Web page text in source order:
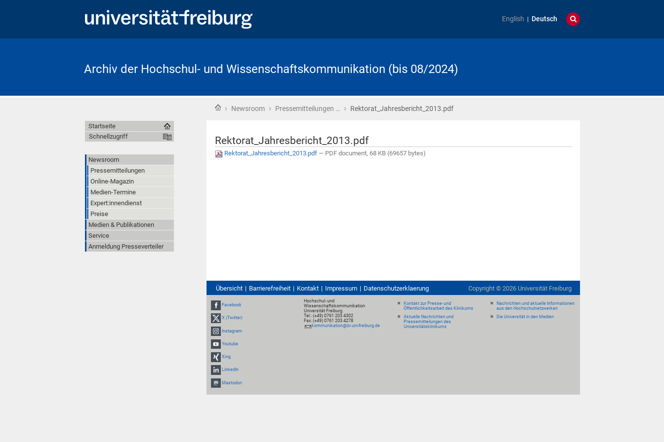
English Deutsch
Archiv der Hochschul- und Wissenschaftskommunikation (bis 08/2024)
Startseite
› Newsroom › Pressemitteilungen … › Rektorat_Jahresbericht_2013.pdf
Rektorat_Jahresbericht_2013.pdf
Rektorat_Jahresbericht_2013.pdf — PDF document, 68 KB (69657 bytes)
Startseite
Schnellzugriff
Newsroom
Pressemitteilungen
Online-Magazin
Medien-Termine
Expert:innendienst
Preise
Medien & Publikationen
Service
Anmeldung Presseverteiler
Übersicht Barrierefreiheit Kontakt Impressum Datenschutzerklaerung Copyright © 2026 Universität Freiburg
Facebook
X (Twitter)
Instagram
Youtube
Xing
LinkedIn
Mastodon
Hochschul- und
Wissenschaftskommunikation
Universität Freiburg
Tel.: (+49) 0761 203 4302
Fax: (+49) 0761 203 4278
kommunikation@zv.uni-freiburg.de
Kontakt zur Presse- und
Öffentlichkeitsarbeit des Klinikums
Aktuelle Nachrichten und
Pressemitteilungen des
Universitätsklinikums
Nachrichten und aktuelle Informationen
aus den Hochschulnetzwerken
Die Universität in den Medien